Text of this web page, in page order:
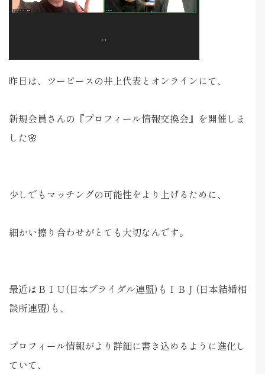
昨日は、ツーピースの井上代表とオンラインにて、
新規会員さんの『プロフィール情報交換会』を開催しま
した🌸
少しでもマッチングの可能性をより上げるために、
細かい擦り合わせがとても大切なんです。
最近はＢＩＵ(日本ブライダル連盟)もＩＢＪ(日本結婚相
談所連盟)も、
プロフィール情報がより詳細に書き込めるように進化し
ていて、